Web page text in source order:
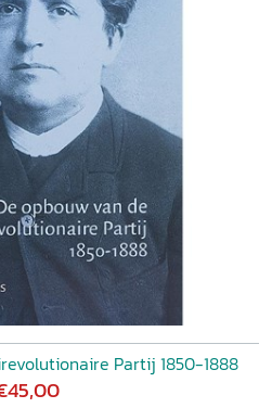
Partij 1850-1888